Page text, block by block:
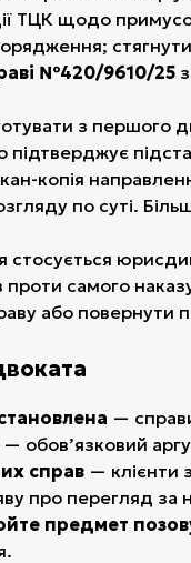
ТЦК щодо
№420/9610/25
з першого
копія
по суті.
стосується
проти самого
або повернути
—
обов’язковий
справ — клієнти
про перегляд
предмет